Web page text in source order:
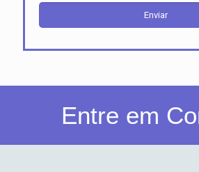
Entre em